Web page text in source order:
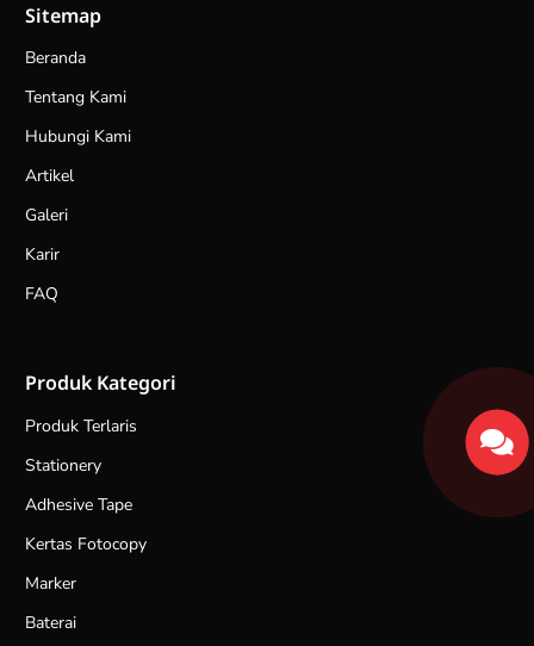
Sitemap
Beranda
Tentang Kami
Hubungi Kami
Artikel
Galeri
Karir
FAQ
Produk Kategori
Produk Terlaris
Stationery
Adhesive Tape
Kertas Fotocopy
Marker
Baterai